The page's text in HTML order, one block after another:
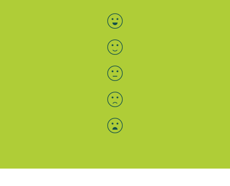
Bewertung auswählen